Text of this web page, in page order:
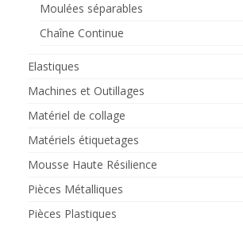
Moulées séparables
Chaîne Continue
Elastiques
Machines et Outillages
Matériel de collage
Matériels étiquetages
Mousse Haute Résilience
Pièces Métalliques
Pièces Plastiques